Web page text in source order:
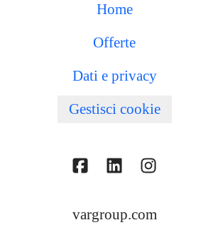
Home
Offerte
Dati e privacy
Gestisci cookie
vargroup.com